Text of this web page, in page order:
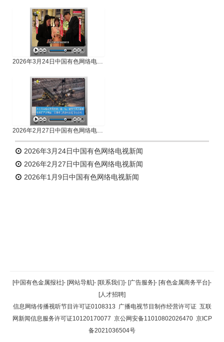
2026年3月24日中国有色网络电视新闻
2026年2月27日中国有色网络电视新闻
2026年3月24日中国有色网络电视新闻
2026年2月27日中国有色网络电视新闻
2026年1月9日中国有色网络电视新闻
返回顶部
返回首页
[中国有色金属报社]- [网站导航]- [联系我们]- [广告服务]- [有色金属商务平台]-
[人才招聘]
信息网络传播视听节目许可证0108313 广播电视节目制作经营许可证 互联
网新闻信息服务许可证10120170077 京公网安备11010802026470 京ICP
备2021036504号